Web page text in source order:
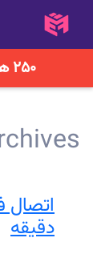
۲۵۰ هزارتومان تخفیف! اینجا را کلیک کنید
دقیقه